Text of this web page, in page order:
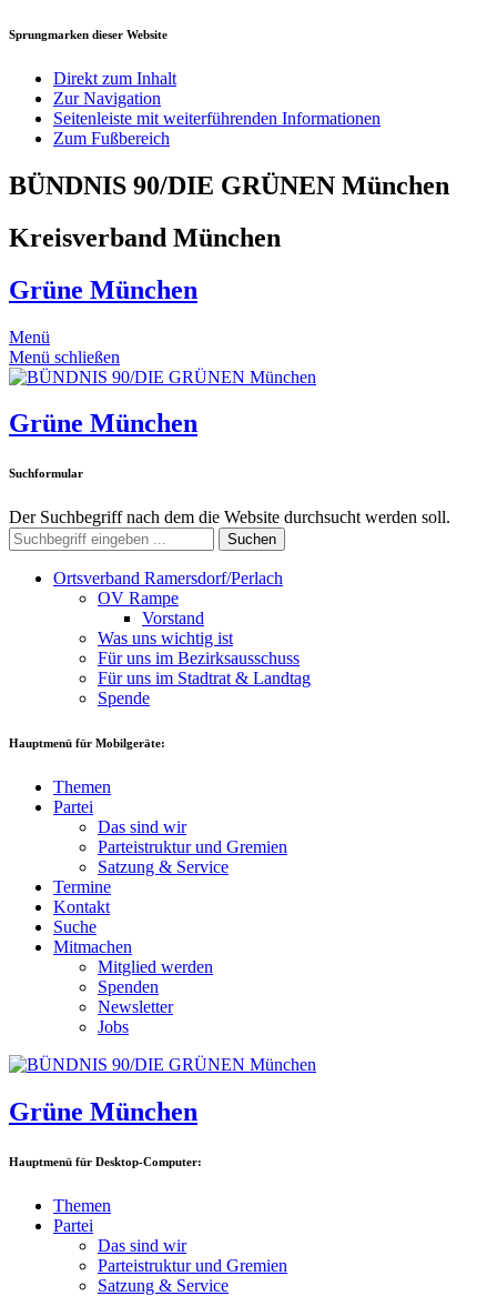
Sprungmarken dieser Website
Direkt zum Inhalt
Zur Navigation
Seitenleiste mit weiterführenden Informationen
Zum Fußbereich
BÜNDNIS 90/DIE GRÜNEN München
Kreisverband München
Grüne München
Menü
Menü schließen
Grüne München
Suchformular
Der Suchbegriff nach dem die Website durchsucht werden soll.
Suchen
Ortsverband Ramersdorf/Perlach
OV Rampe
Vorstand
Was uns wichtig ist
Für uns im Bezirksausschuss
Für uns im Stadtrat & Landtag
Spende
Hauptmenü für Mobilgeräte:
Themen
Partei
Das sind wir
Parteistruktur und Gremien
Satzung & Service
Termine
Kontakt
Suche
Mitmachen
Mitglied werden
Spenden
Newsletter
Jobs
Grüne München
Hauptmenü für Desktop-Computer:
Themen
Partei
Das sind wir
Parteistruktur und Gremien
Satzung & Service